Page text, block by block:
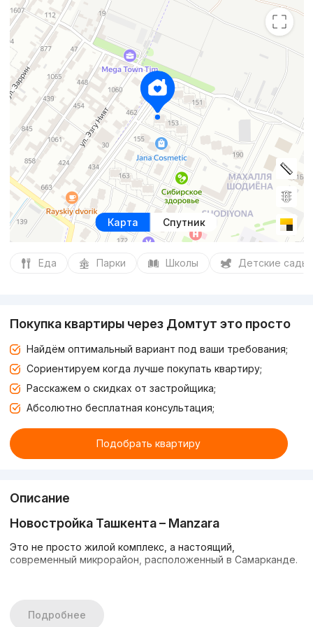
Карта Спутник
Еда Парки Школы Детские сады
Покупка квартиры через Домтут это просто
Найдём оптимальный вариант под ваши требования;
Сориентируем когда лучше покупать квартиру;
Расскажем о скидках от застройщика;
Абсолютно бесплатная консультация;
Подобрать квартиру
Описание
Новостройка Ташкента – Manzara
Это не просто жилой комплекс, а настоящий,
современный микрорайон, расположенный в Самарканде.
Квартиры с черновой отделкой позволят сделать ремонт,
Подробнее